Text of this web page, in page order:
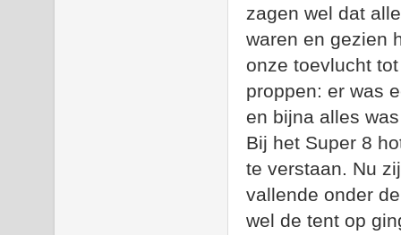
zagen wel dat
waren en gezien
onze toevlucht
proppen: er was
en bijna alles
Bij het Super 8
te verstaan. Nu
vallende onder
wel de tent op